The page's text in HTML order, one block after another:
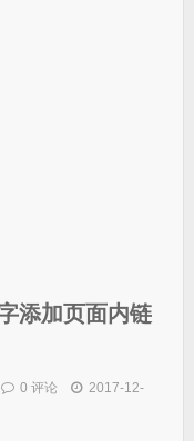
添加页面内链
0 评论
2017-12-